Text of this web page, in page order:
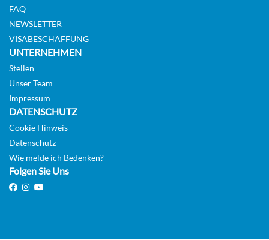
AUSWÄHLEN
FAQ
NEWSLETTER
VISABESCHAFFUNG
UNTERNEHMEN
Stellen
Unser Team
Impressum
DATENSCHUTZ
Cookie Hinweis
Datenschutz
Wie melde ich Bedenken?
Folgen Sie Uns